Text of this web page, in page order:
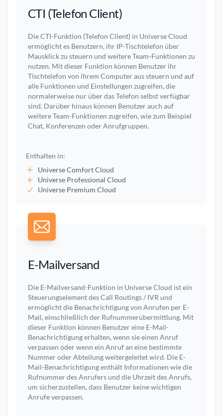
CTI (Telefon Client)
Die CTI-Funktion (Telefon Client) in Universe Cloud
ermöglicht es Benutzern, ihr IP-Tischtelefon über
Mausklick zu steuern und weitere Team-Funktionen zu
nutzen. Mit dieser Funktion können Benutzer ihr
Tischtelefon von ihrem Computer aus steuern und auf
alle Funktionen und Einstellungen zugreifen, die
normalerweise nur über das Telefon selbst verfügbar
sind. Darüber hinaus können Benutzer auch auf
weitere Team-Funktionen zugreifen, wie zum Beispiel
Chat, Konferenzen oder Anrufgruppen.
Enthalten in:
Universe Comfort Cloud
Universe Professional Cloud
Universe Premium Cloud
E-Mailversand
Die E-Mailversand-Funktion in Universe Cloud ist ein
Steuerungselement des Call Routings / IVR und
ermöglicht die Benachrichtigung von Anrufen per E-
Mail, einschließlich der Rufnummerübermittlung. Mit
dieser Funktion können Benutzer eine E-Mail-
Benachrichtigung erhalten, wenn sie einen Anruf
verpassen oder wenn ein Anruf an eine bestimmte
Nummer oder Abteilung weitergeleitet wird. Die E-
Mail-Benachrichtigung enthält Informationen wie die
Rufnummer des Anrufers und die Uhrzeit des Anrufs,
um sicherzustellen, dass Benutzer keine wichtigen
Anrufe verpassen.